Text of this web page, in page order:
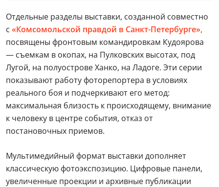
Отдельные разделы выставки, созданной совместно
с «Комсомольской правдой в Санкт-Петербурге»,
посвящены фронтовым командировкам Кудоярова
— съемкам в окопах, на Пулковских высотах, под
Лугой, на полуострове Ханко, на Ладоге. Эти серии
показывают работу фоторепортера в условиях
реального боя и подчеркивают его метод:
максимальная близость к происходящему, внимание
к человеку в центре события, отказ от
постановочных приемов.
Мультимедийный формат выставки дополняет
классическую фотoэкспозицию. Цифровые панели,
увеличенные проекции и архивные публикации